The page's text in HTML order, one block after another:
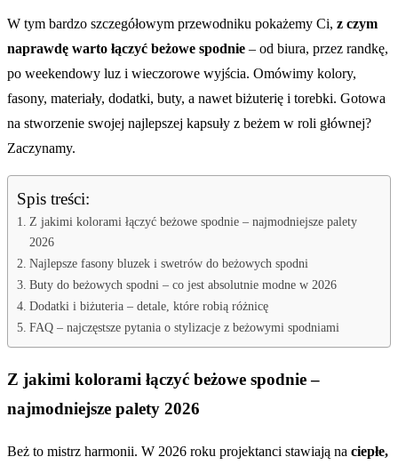
W tym bardzo szczegółowym przewodniku pokażemy Ci, z czym
naprawdę warto łączyć beżowe spodnie – od biura, przez randkę,
po weekendowy luz i wieczorowe wyjścia. Omówimy kolory,
fasony, materiały, dodatki, buty, a nawet biżuterię i torebki. Gotowa
na stworzenie swojej najlepszej kapsuły z beżem w roli głównej?
Zaczynamy.
Spis treści:
Z jakimi kolorami łączyć beżowe spodnie – najmodniejsze palety
2026
Najlepsze fasony bluzek i swetrów do beżowych spodni
Buty do beżowych spodni – co jest absolutnie modne w 2026
Dodatki i biżuteria – detale, które robią różnicę
FAQ – najczęstsze pytania o stylizacje z beżowymi spodniami
Z jakimi kolorami łączyć beżowe spodnie –
najmodniejsze palety 2026
Beż to mistrz harmonii. W 2026 roku projektanci stawiają na ciepłe,